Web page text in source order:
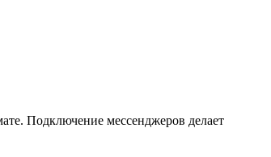
Подключение мессенджеров делает